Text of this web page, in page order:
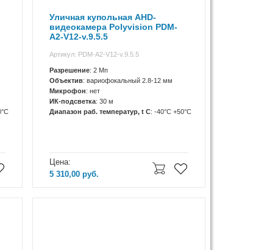
Уличная купольная AHD-
видеокамера Polyvision PDM-
A2-V12-v.9.5.5
Артикул: PDM-A2-V12-v.9.5.5
Разрешение: 2 Мп
Объектив: вариофокальный 2.8-12 мм
Микрофон: нет
ИК-подсветка: 30 м
Диапазон раб. температур, t C: -40°С +50°С
Цена:
5 310,00руб.